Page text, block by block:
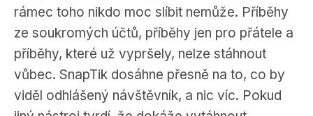
rámec toho nikdo moc slíbit nemůže. Příběhy
ze soukromých účtů, příběhy jen pro přátele a
příběhy, které už vypršely, nelze stáhnout
vůbec. SnapTik dosáhne přesně na to, co by
viděl odhlášený návštěvník, a nic víc. Pokud